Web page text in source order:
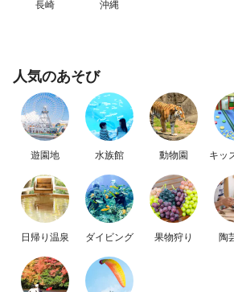
長崎 沖縄
人気のあそび
遊園地 水族館 動物園 キッ
日帰り温泉 ダイビング 果物狩り 陶